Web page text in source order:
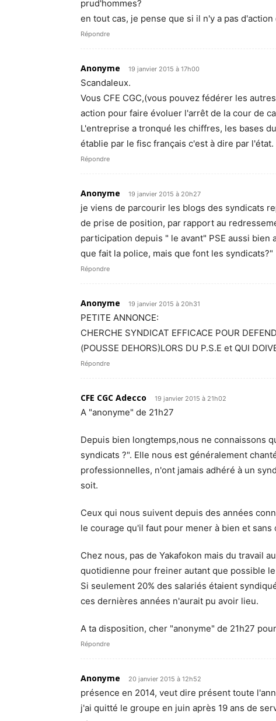
prud'hommes?
en tout cas, je pense que si il n'y a pas
Répondre
Anonyme 19 janvier 2015 à 17h00
Scandaleux.
Vous CFE CGC,(vous pouvez fédérer les
action pour faire évoluer l'arrêt de la cour de
L'entreprise a tronqué les chiffres, les bases
établie par le fisc français c'est à dire par l'état.
Répondre
Anonyme 19 janvier 2015 à 20h27
je viens de parcourir les blogs des syndicats
de prise de position, par rapport au
participation depuis " le avant" PSE aussi
que fait la police, mais que font les syndicats?"
Répondre
Anonyme 19 janvier 2015 à 20h31
PETITE ANNONCE:
CHERCHE SYNDICAT EFFICACE POUR
(POUSSE DEHORS)LORS DU P.S.E et QUI
Répondre
CFE CGC Adecco 19 janvier 2015 à 21h02
A "anonyme" de 21h27
Depuis bien longtemps,nous ne connaissons
syndicats ?". Elle nous est généralement
professionnelles, n'ont jamais adhéré à un
soit.
Ceux qui nous suivent depuis des années
le courage qu'il faut pour mener à bien et
Chez nous, pas de Yakafokon mais du travail
quotidienne pour freiner autant que possible
Si seulement 20% des salariés étaient
ces dernières années n'aurait pu avoir lieu.
A ta disposition, cher "anonyme" de 21h27
Répondre
Anonyme 20 janvier 2015 à 12h52
présence en 2014, veut dire présent toute
j'ai quitté le groupe en juin après 19 ans de